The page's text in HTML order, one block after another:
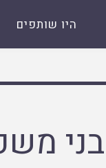
היו שותפים